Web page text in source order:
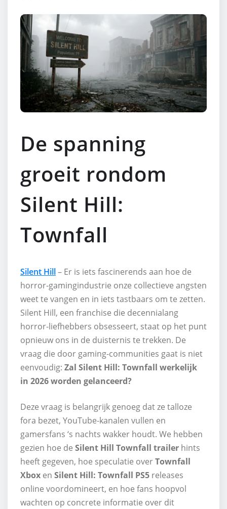
De spanning
groeit rondom
Silent Hill:
Townfall
Silent Hill– Er is iets fascinerends aan hoe de
horror-gamingindustrie onze collectieve angsten
weet te vangen en in iets tastbaars om te zetten.
Silent Hill, een franchise die decennialang
horror-liefhebbers obsesseert, staat op het punt
opnieuw ons in de duisternis te trekken. De
vraag die door gaming-communities gaat is niet
eenvoudig: Zal Silent Hill: Townfall werkelijk
in 2026 worden gelanceerd?
Deze vraag is belangrijk genoeg dat ze talloze
fora bezet, YouTube-kanalen vullen en
gamersfans ‘s nachts wakker houdt. We hebben
gezien hoe de Silent Hill Townfall trailer hints
heeft gegeven, hoe speculatie overTownfall
Xbox en Silent Hill: Townfall PS5 releases
online voordomineert, en hoe fans hoopvol
wachten op concrete informatie over dit